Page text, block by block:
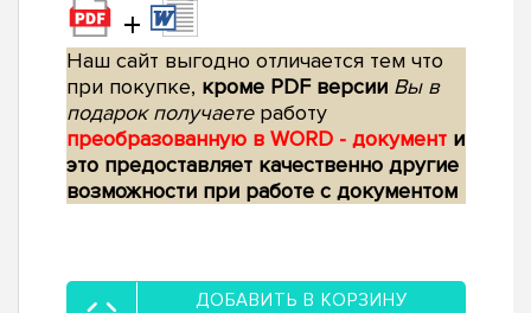
+
Наш сайт выгодно отличается тем что
при покупке, кроме PDF версии Вы в
подарок получаетеработу
преобразованную в WORD - документ и
это предоставляет качественно другие
возможности при работе с документом
ДОБАВИТЬ В КОРЗИНУ